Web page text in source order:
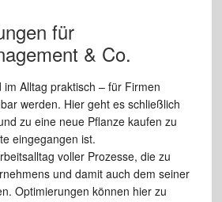
für
& Co.
im Alltag praktisch – für Firmen
werden. Hier geht es schließlich
zu eine neue Pflanze kaufen zu
eingegangen ist.
voller Prozesse, die zu
und damit auch dem seiner
Optimierungen können hier zu